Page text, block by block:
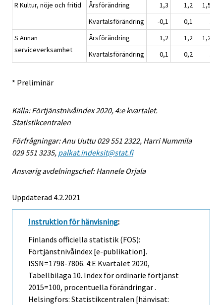
R Kultur, nöje och fritid
Årsförändring 1,3 1,2
1,5
Kvartalsförändring
-0,1 0,1
S Annan
serviceverksamhet
Årsförändring 1,2 1,2
1,2
Kvartalsförändring
0,1 0,2
* Preliminär
Källa: Förtjänstnivåindex 2020, 4:e kvartalet.
Statistikcentralen
Förfrågningar: Anu Uuttu 029 551 2322, Harri Nummila
029 551 3235, palkat.indeksit@stat.fi
Ansvarig avdelningschef: Hannele Orjala
Uppdaterad 4.2.2021
Instruktion för hänvisning:
Finlands officiella statistik (FOS):
Förtjänstnivåindex [e-publikation].
ISSN=1798-7806. 4:e Kvartalet 2020,
Tabellbilaga 10. Index för ordinarie förtjänst
2015=100, procentuella förändringar .
Helsingfors: Statistikcentralen [hänvisat: